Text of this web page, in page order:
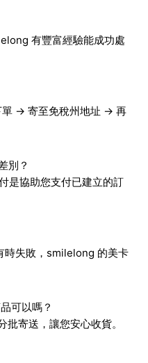
有豐富經驗能成功處
→ 寄至免稅州地址 → 再
別？
是協助您支付已建立的訂
時失敗，smilelong 的美卡
可以嗎？
寄送，讓您安心收貨。